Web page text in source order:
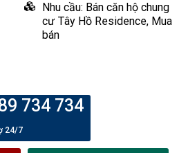
Nhu cầu: Bán căn hộ chung
cư Tây Hồ Residence, Mua
bán
734 734
24/7